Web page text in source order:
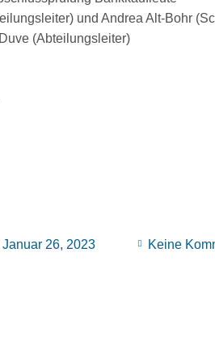
und Andrea Alt-Bohr
(Abteilungsleiter)
Januar 26, 2023 Keine